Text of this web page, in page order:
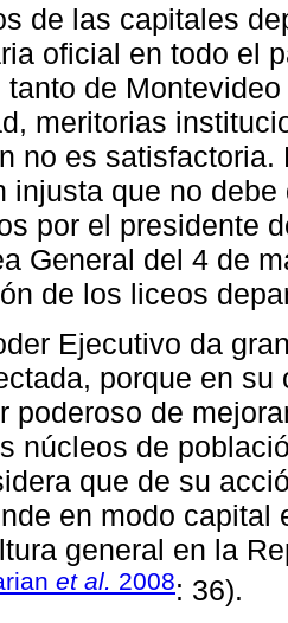
de las capitales
oficial en todo el
tanto de
meritorias
no es
injusta que no debe
por el presidente
General del 4 de
de los liceos
Ejecutivo da
porque en
poderoso de
núcleos de
que de su
en modo capital
general en la
et al. 2008: 36).